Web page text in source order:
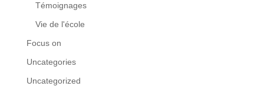
Témoignages
Vie de l'école
Focus on
Uncategories
Uncategorized